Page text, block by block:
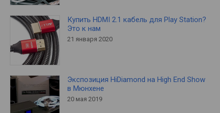
Купить HDMI 2.1 кабель для Play Station?
Это к нам
21 января 2020
Экспозиция HiDiamond на High End Show
в Мюнхене
20 мая 2019